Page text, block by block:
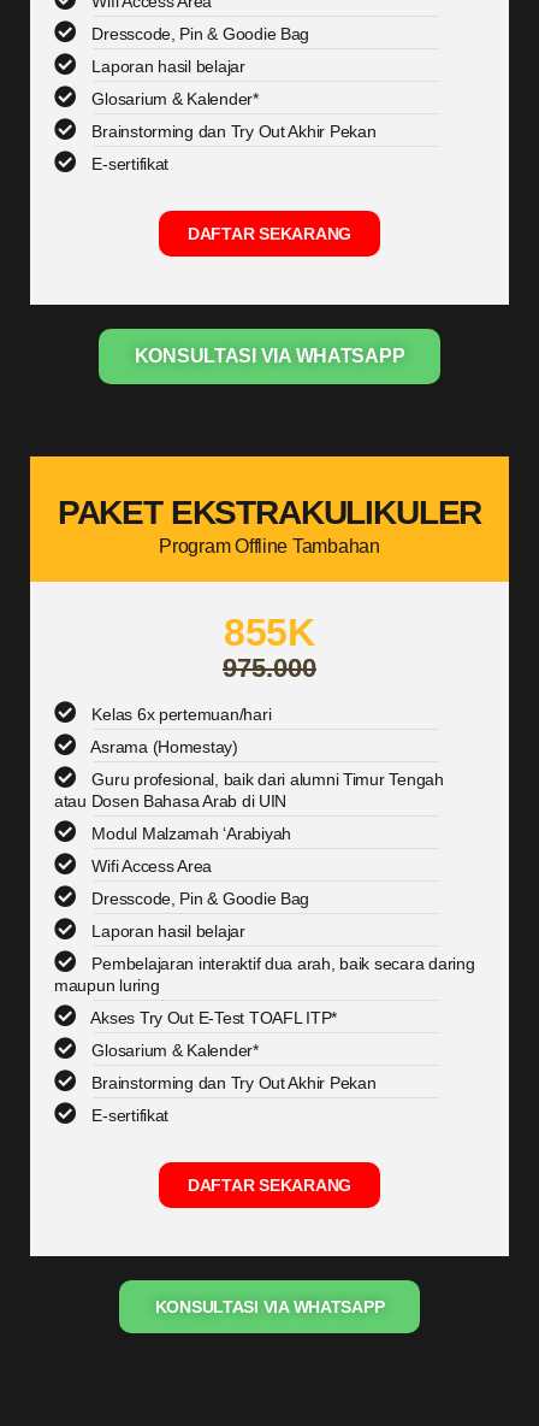
Dresscode, Pin & Goodie Bag
Laporan hasil belajar
Glosarium & Kalender*
Brainstorming dan Try Out Akhir Pekan
E-sertifikat
DAFTAR SEKARANG
KONSULTASI VIA WHATSAPP
PAKET EKSTRAKULIKULER
Program Offline Tambahan
855K
975.000
Kelas 6x pertemuan/hari
Asrama (Homestay)
Guru profesional, baik dari alumni Timur Tengah
atau Dosen Bahasa Arab di UIN
Modul Malzamah ‘Arabiyah
Wifi Access Area
Dresscode, Pin & Goodie Bag
Laporan hasil belajar
Pembelajaran interaktif dua arah, baik secara daring
maupun luring
Akses Try Out E-Test TOAFL ITP*
Glosarium & Kalender*
Brainstorming dan Try Out Akhir Pekan
E-sertifikat
DAFTAR SEKARANG
KONSULTASI VIA WHATSAPP